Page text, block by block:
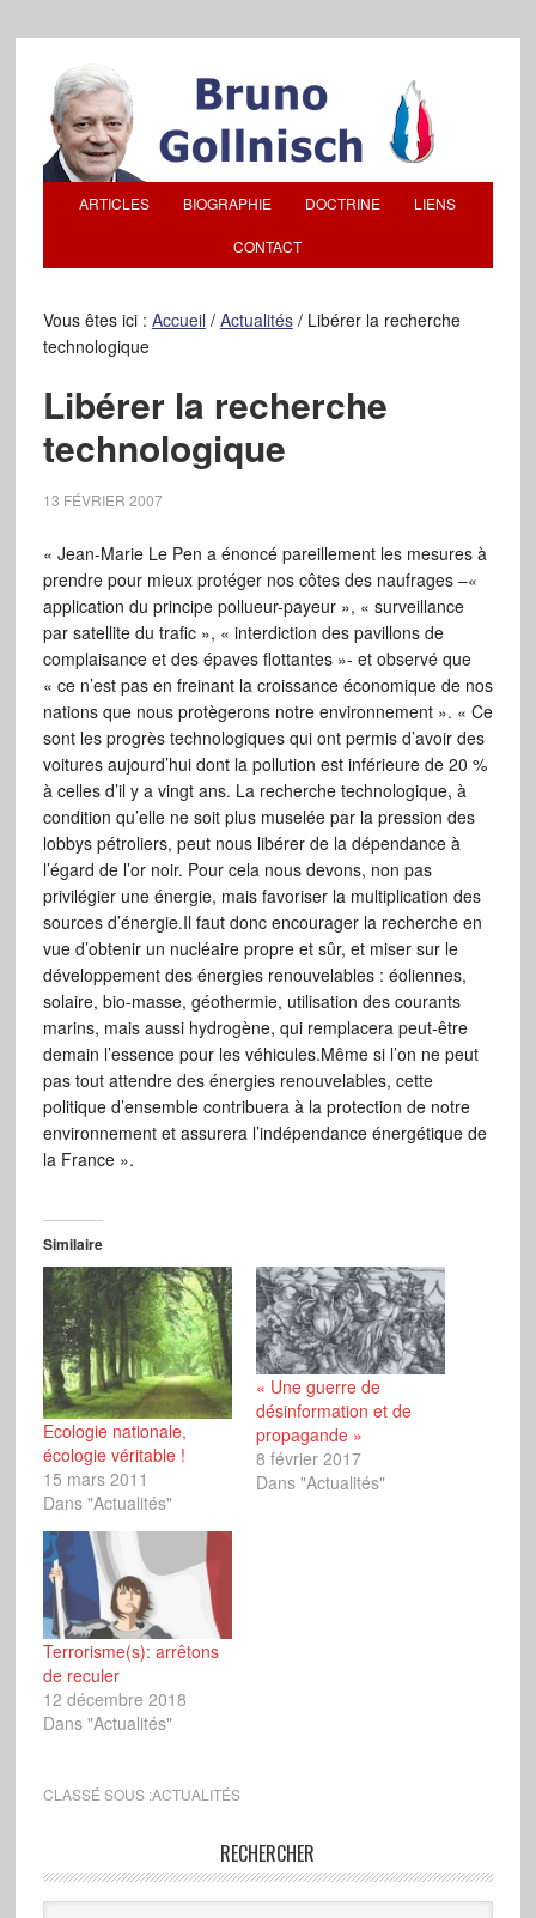
ARTICLES BIOGRAPHIE DOCTRINE LIENS
CONTACT
Vous êtes ici : Accueil / Actualités /Libérer la recherche
technologique
Libérer la recherche
technologique
13 FÉVRIER 2007
« Jean-Marie Le Pen a énoncé pareillement les mesures à
prendre pour mieux protéger nos côtes des naufrages –«
application du principe pollueur-payeur », « surveillance
par satellite du trafic », « interdiction des pavillons de
complaisance et des épaves flottantes »- et observé que
« ce n’est pas en freinant la croissance économique de nos
nations que nous protègerons notre environnement ». « Ce
sont les progrès technologiques qui ont permis d’avoir des
voitures aujourd’hui dont la pollution est inférieure de 20 %
à celles d’il y a vingt ans. La recherche technologique, à
condition qu’elle ne soit plus muselée par la pression des
lobbys pétroliers, peut nous libérer de la dépendance à
l’égard de l’or noir. Pour cela nous devons, non pas
privilégier une énergie, mais favoriser la multiplication des
sources d’énergie.Il faut donc encourager la recherche en
vue d’obtenir un nucléaire propre et sûr, et miser sur le
développement des énergies renouvelables : éoliennes,
solaire, bio-masse, géothermie, utilisation des courants
marins, mais aussi hydrogène, qui remplacera peut-être
demain l’essence pour les véhicules.Même si l’on ne peut
pas tout attendre des énergies renouvelables, cette
politique d’ensemble contribuera à la protection de notre
environnement et assurera l’indépendance énergétique de
la France ».
Similaire
Ecologie nationale,
écologie véritable !
15 mars 2011
Dans "Actualités"
« Une guerre de
désinformation et de
propagande »
8 février 2017
Dans "Actualités"
Terrorisme(s): arrêtons
de reculer
12 décembre 2018
Dans "Actualités"
CLASSÉ SOUS :ACTUALITÉS
RECHERCHER